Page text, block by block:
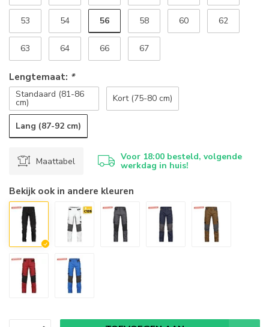
53 54 56 58 60 62
63 64 66 67
Lengtemaat: *
Standaard (81-86
cm) Kort (75-80 cm)
Lang (87-92 cm)
Maattabel Voor 18:00 besteld, volgende
werkdag in huis!
Bekijk ook in andere kleuren